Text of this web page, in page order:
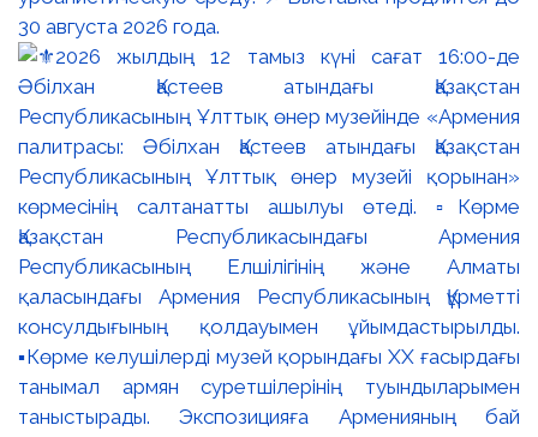
30 августа 2026 года.